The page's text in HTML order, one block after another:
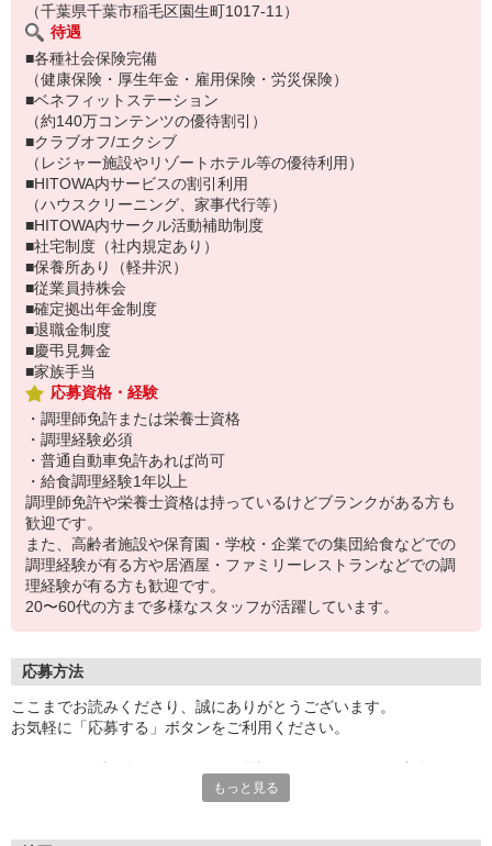
（千葉県千葉市稲毛区園生町1017-11）
待遇
■各種社会保険完備
（健康保険・厚生年金・雇用保険・労災保険）
■ベネフィットステーション
（約140万コンテンツの優待割引）
■クラブオフ/エクシブ
（レジャー施設やリゾートホテル等の優待利用）
■HITOWA内サービスの割引利用
（ハウスクリーニング、家事代行等）
■HITOWA内サークル活動補助制度
■社宅制度（社内規定あり）
■保養所あり（軽井沢）
■従業員持株会
■確定拠出年金制度
■退職金制度
■慶弔見舞金
■家族手当
応募資格・経験
・調理師免許または栄養士資格
・調理経験必須
・普通自動車免許あれば尚可
・給食調理経験1年以上
調理師免許や栄養士資格は持っているけどブランクがある方も
歓迎です。
また、高齢者施設や保育園・学校・企業での集団給食などでの
調理経験が有る方や居酒屋・ファミリーレストランなどでの調
理経験が有る方も歓迎です。
20〜60代の方まで多様なスタッフが活躍しています。
応募方法
ここまでお読みくださり、誠にありがとうございます。
お気軽に「応募する」ボタンをご利用ください。
もっと見る